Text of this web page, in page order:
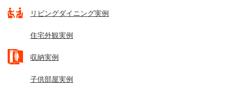
リビングダイニング実例
住宅外観実例
収納実例
子供部屋実例